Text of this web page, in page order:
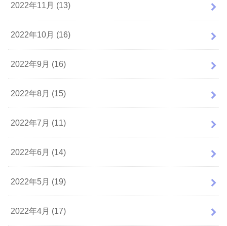
2022年11月 (13)
2022年10月 (16)
2022年9月 (16)
2022年8月 (15)
2022年7月 (11)
2022年6月 (14)
2022年5月 (19)
2022年4月 (17)